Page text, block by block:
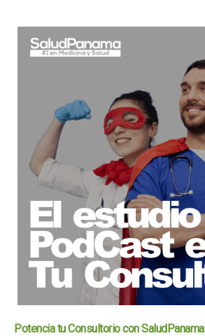
Potencia tu Consultorio con SaludPanama